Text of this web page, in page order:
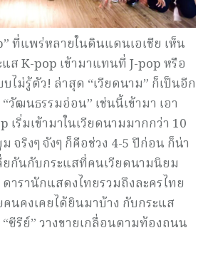
ที่แพร่หลายในดินแดนเอเชีย เห็น
ส K-pop เข้ามาแทนที่ J-pop หรือ
ม่รู้ตัว! ล่าสุด “เวียดนาม” ก็เป็นอีก
วัฒนธรรมอ่อน” เช่นนี้เข้ามา เอา
เริ่มเข้ามาในเวียดนามมากกว่า 10
จริงๆ จังๆ ก็คือช่วง 4-5 ปีก่อน ก็น่า
ยกันกับกระแสที่คนเวียดนามนิยม
ารานักแสดงไทยรวมถึงละครไทย
นคงเคยได้ยินมาบ้าง กับกระแส
ซีรีย์” วางขายเกลื่อนตามท้องถนน